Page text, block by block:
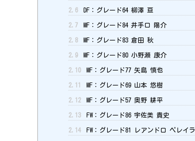
2.6 DF：グレード64 柳澤 亘
2.7 MF：グレード84 井手口 陽介
2.8 MF：グレード83 倉田 秋
2.9 MF：グレード80 小野瀬 康介
2.10 MF：グレード77 矢島 慎也
2.11 MF：グレード69 山本 悠樹
2.12 MF：グレード57 奥野 耕平
2.13 FW：グレード86 宇佐美 貴史
2.14 FW：グレード81 レアンドロ ペレイラ